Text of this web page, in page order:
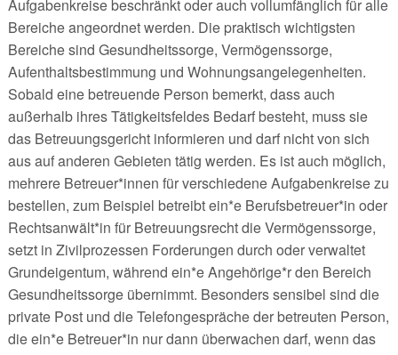
Aufgabenkreise beschränkt oder auch vollumfänglich für alle
Bereiche angeordnet werden. Die praktisch wichtigsten
Bereiche sind Gesundheitssorge, Vermögenssorge,
Aufenthaltsbestimmung und Wohnungsangelegenheiten.
Sobald eine betreuende Person bemerkt, dass auch
außerhalb ihres Tätigkeitsfeldes Bedarf besteht, muss sie
das Betreuungsgericht informieren und darf nicht von sich
aus auf anderen Gebieten tätig werden. Es ist auch möglich,
mehrere Betreuer*innen für verschiedene Aufgabenkreise zu
bestellen, zum Beispiel betreibt ein*e Berufsbetreuer*in oder
Rechtsanwält*in für Betreuungsrecht die Vermögenssorge,
setzt in Zivilprozessen Forderungen durch oder verwaltet
Grundeigentum, während ein*e Angehörige*r den Bereich
Gesundheitssorge übernimmt. Besonders sensibel sind die
private Post und die Telefongespräche der betreuten Person,
die ein*e Betreuer*in nur dann überwachen darf, wenn das